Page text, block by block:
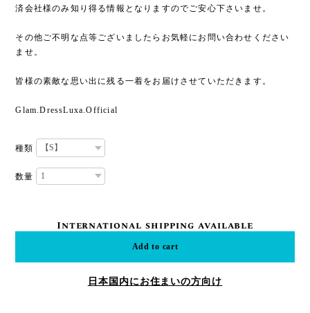
済会社様のみ知り得る情報となりますのでご安心下さいませ。
その他ご不明な点等ございましたらお気軽にお問い合わせください
ませ。
皆様の素敵な思い出に残る一着をお届けさせていただきます。
Glam.DressLuxa.Official
種類
数量
International shipping available
Add to cart
日本国内にお住まいの方向け